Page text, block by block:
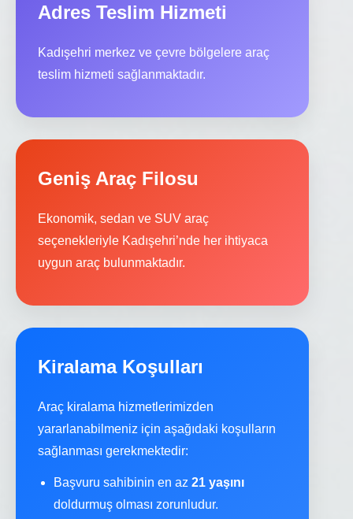
Adres Teslim Hizmeti
Kadışehri merkez ve çevre bölgelere araç
teslim hizmeti sağlanmaktadır.
Geniş Araç Filosu
Ekonomik, sedan ve SUV araç
seçenekleriyle Kadışehri’nde her ihtiyaca
uygun araç bulunmaktadır.
Kiralama Koşulları
Araç kiralama hizmetlerimizden
yararlanabilmeniz için aşağıdaki koşulların
sağlanması gerekmektedir:
Başvuru sahibinin en az 21 yaşını
doldurmuş olması zorunludur.